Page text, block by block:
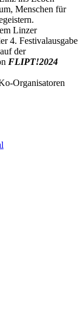
Menschen für
Linzer
4. Festivalausgabe
der
FLIPT!2024
Organisatoren